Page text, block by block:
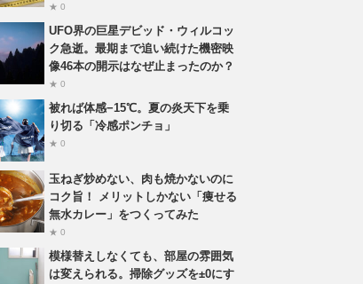
★ 0
UFO界の巨星デビッド・ウィルコッ
ク急逝。最期まで追い続けた機密映
像46本の開示はなぜ止まったのか？
★ 0
被れば体感−15℃。夏の炎天下を乗
り切る「冷感ポンチョ」
★ 0
玉ねぎ炒めない、肉も焼かないのに
コク旨！ メリットしかない「痩せる
無水カレー」をつくってみた
★ 0
模様替えしなくても、部屋の雰囲気
は変えられる。掃除グッズを±0にす